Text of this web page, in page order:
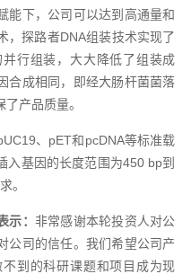
能下，公司可以达到高通量和
，探路者DNA组装技术实现了
行组装，大大降低了组装成
合成相同，即经大肠杆菌菌落
产品质量。
、pET和pcDNA等标准载
入基因的长度范围为450 bp到
。
示： 非常感谢本轮投资人对公
公司的信任。我们希望公司产
到的科研课题和项目成为现